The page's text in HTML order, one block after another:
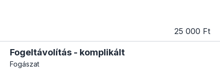
25 000 Ft
Fogeltávolítás - komplikált
Fogászat